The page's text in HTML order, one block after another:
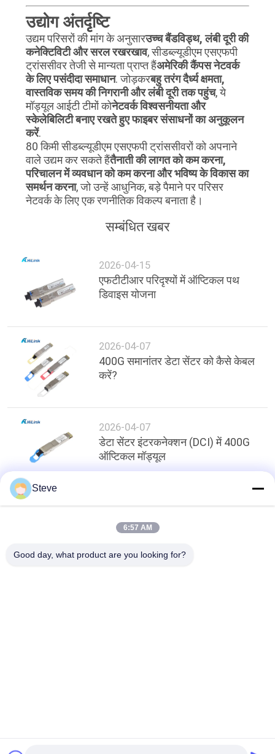
उद्योग अंतर्दृष्टि
उद्यम परिसरों की मांग के अनुसारउच्च बैंडविड्थ, लंबी दूरी की
कनेक्टिविटी और सरल रखरखाव, सीडब्ल्यूडीएम एसएफपी
ट्रांससीवर तेजी से मान्यता प्राप्त हैंअमेरिकी कैंपस नेटवर्क
के लिए पसंदीदा समाधान. जोड़करबहु तरंग दैर्ध्य क्षमता,
वास्तविक समय की निगरानी और लंबी दूरी तक पहुंच, ये
मॉड्यूल आईटी टीमों कोनेटवर्क विश्वसनीयता और
स्केलेबिलिटी बनाए रखते हुए फाइबर संसाधनों का अनुकूलन
करें.
80 किमी सीडब्ल्यूडीएम एसएफपी ट्रांससीवरों को अपनाने
वाले उद्यम कर सकते हैंतैनाती की लागत को कम करना,
परिचालन में व्यवधान को कम करना और भविष्य के विकास का
समर्थन करना, जो उन्हें आधुनिक, बड़े पैमाने पर परिसर
नेटवर्क के लिए एक रणनीतिक विकल्प बनाता है।
सम्बंधित खबर
2026-04-15
एफटीटीआर परिदृश्यों में ऑप्टिकल पथ
डिवाइस योजना
2026-04-07
400G समानांतर डेटा सेंटर को कैसे केबल
करें?
2026-04-07
डेटा सेंटर इंटरकनेक्शन (DCI) में 400G
ऑप्टिकल मॉड्यूल
शीर्ष
Steve
6:57 AM
Good day, what product are you looking for?